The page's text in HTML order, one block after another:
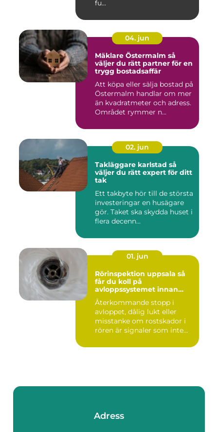
fu...
04. jun
Mäklare Östermalm så
väljer du rätt partner för en
trygg bostadsaffär
Att köpa eller sälja bostad på
Östermalm handlar om mer
än kvadratmeter och adress.
Området rymmer n...
02. jun
Takläggare karlstad så
väljer du rätt expert för ditt
tak
Ett takbyte hör till de största
investeringar en husägare
gör. Taket ska skydda huset i
flera decenn...
01. jun
Rörinspektion uppsala så
får du koll på
avloppssystemet innan
problemen växer
Återkommande stopp i
avloppet, dålig lukt eller
misstanke om rostskador i
rören är signaler som inte...
Adress